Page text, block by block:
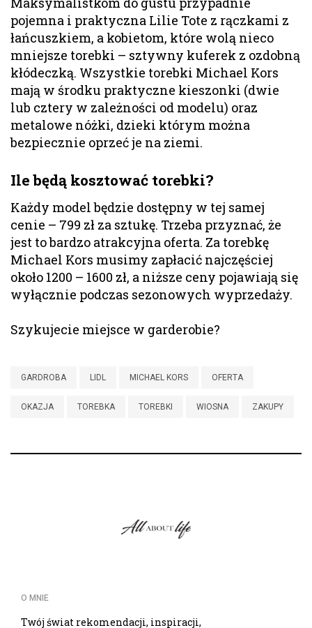
pojemna i praktyczna Lilie Tote z rączkami z
łańcuszkiem, a kobietom, które wolą nieco
mniejsze torebki – sztywny kuferek z ozdobną
kłódeczką. Wszystkie torebki Michael Kors
mają w środku praktyczne kieszonki (dwie
lub cztery w zależności od modelu) oraz
metalowe nóżki, dzieki którym można
bezpiecznie oprzeć je na ziemi.
Ile będą kosztować torebki?
Każdy model będzie dostępny w tej samej
cenie – 799 zł za sztukę. Trzeba przyznać, że
jest to bardzo atrakcyjna oferta. Za torebkę
Michael Kors musimy zapłacić najczęściej
około 1200 – 1600 zł, a niższe ceny pojawiają się
wyłącznie podczas sezonowych wyprzedaży.
Szykujecie miejsce w garderobie?
GARDROBA LIDL MICHAEL KORS OFERTA
OKAZJA TOREBKA TOREBKI WIOSNA ZAKUPY
O MNIE
Twój świat rekomendacji, inspiracji,